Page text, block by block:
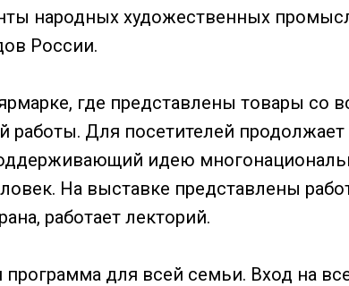
народных художественных
России.
где представлены товары со
работы. Для посетителей продолжает
идею
На выставке представлены
работает лекторий.
программа для всей семьи. Вход на